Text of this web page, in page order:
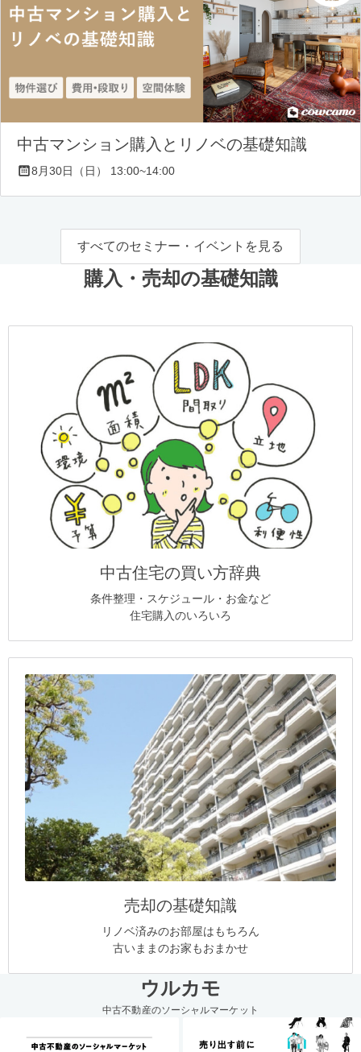
中古マンション購入とリノベの基礎知識
8月30日（日） 13:00~14:00
すべてのセミナー・イベントを見る
購入・売却の基礎知識
中古住宅の買い方辞典
条件整理・スケジュール・お金など
住宅購入のいろいろ
売却の基礎知識
リノベ済みのお部屋はもちろん
古いままのお家もおまかせ
ウルカモ
中古不動産のソーシャルマーケット